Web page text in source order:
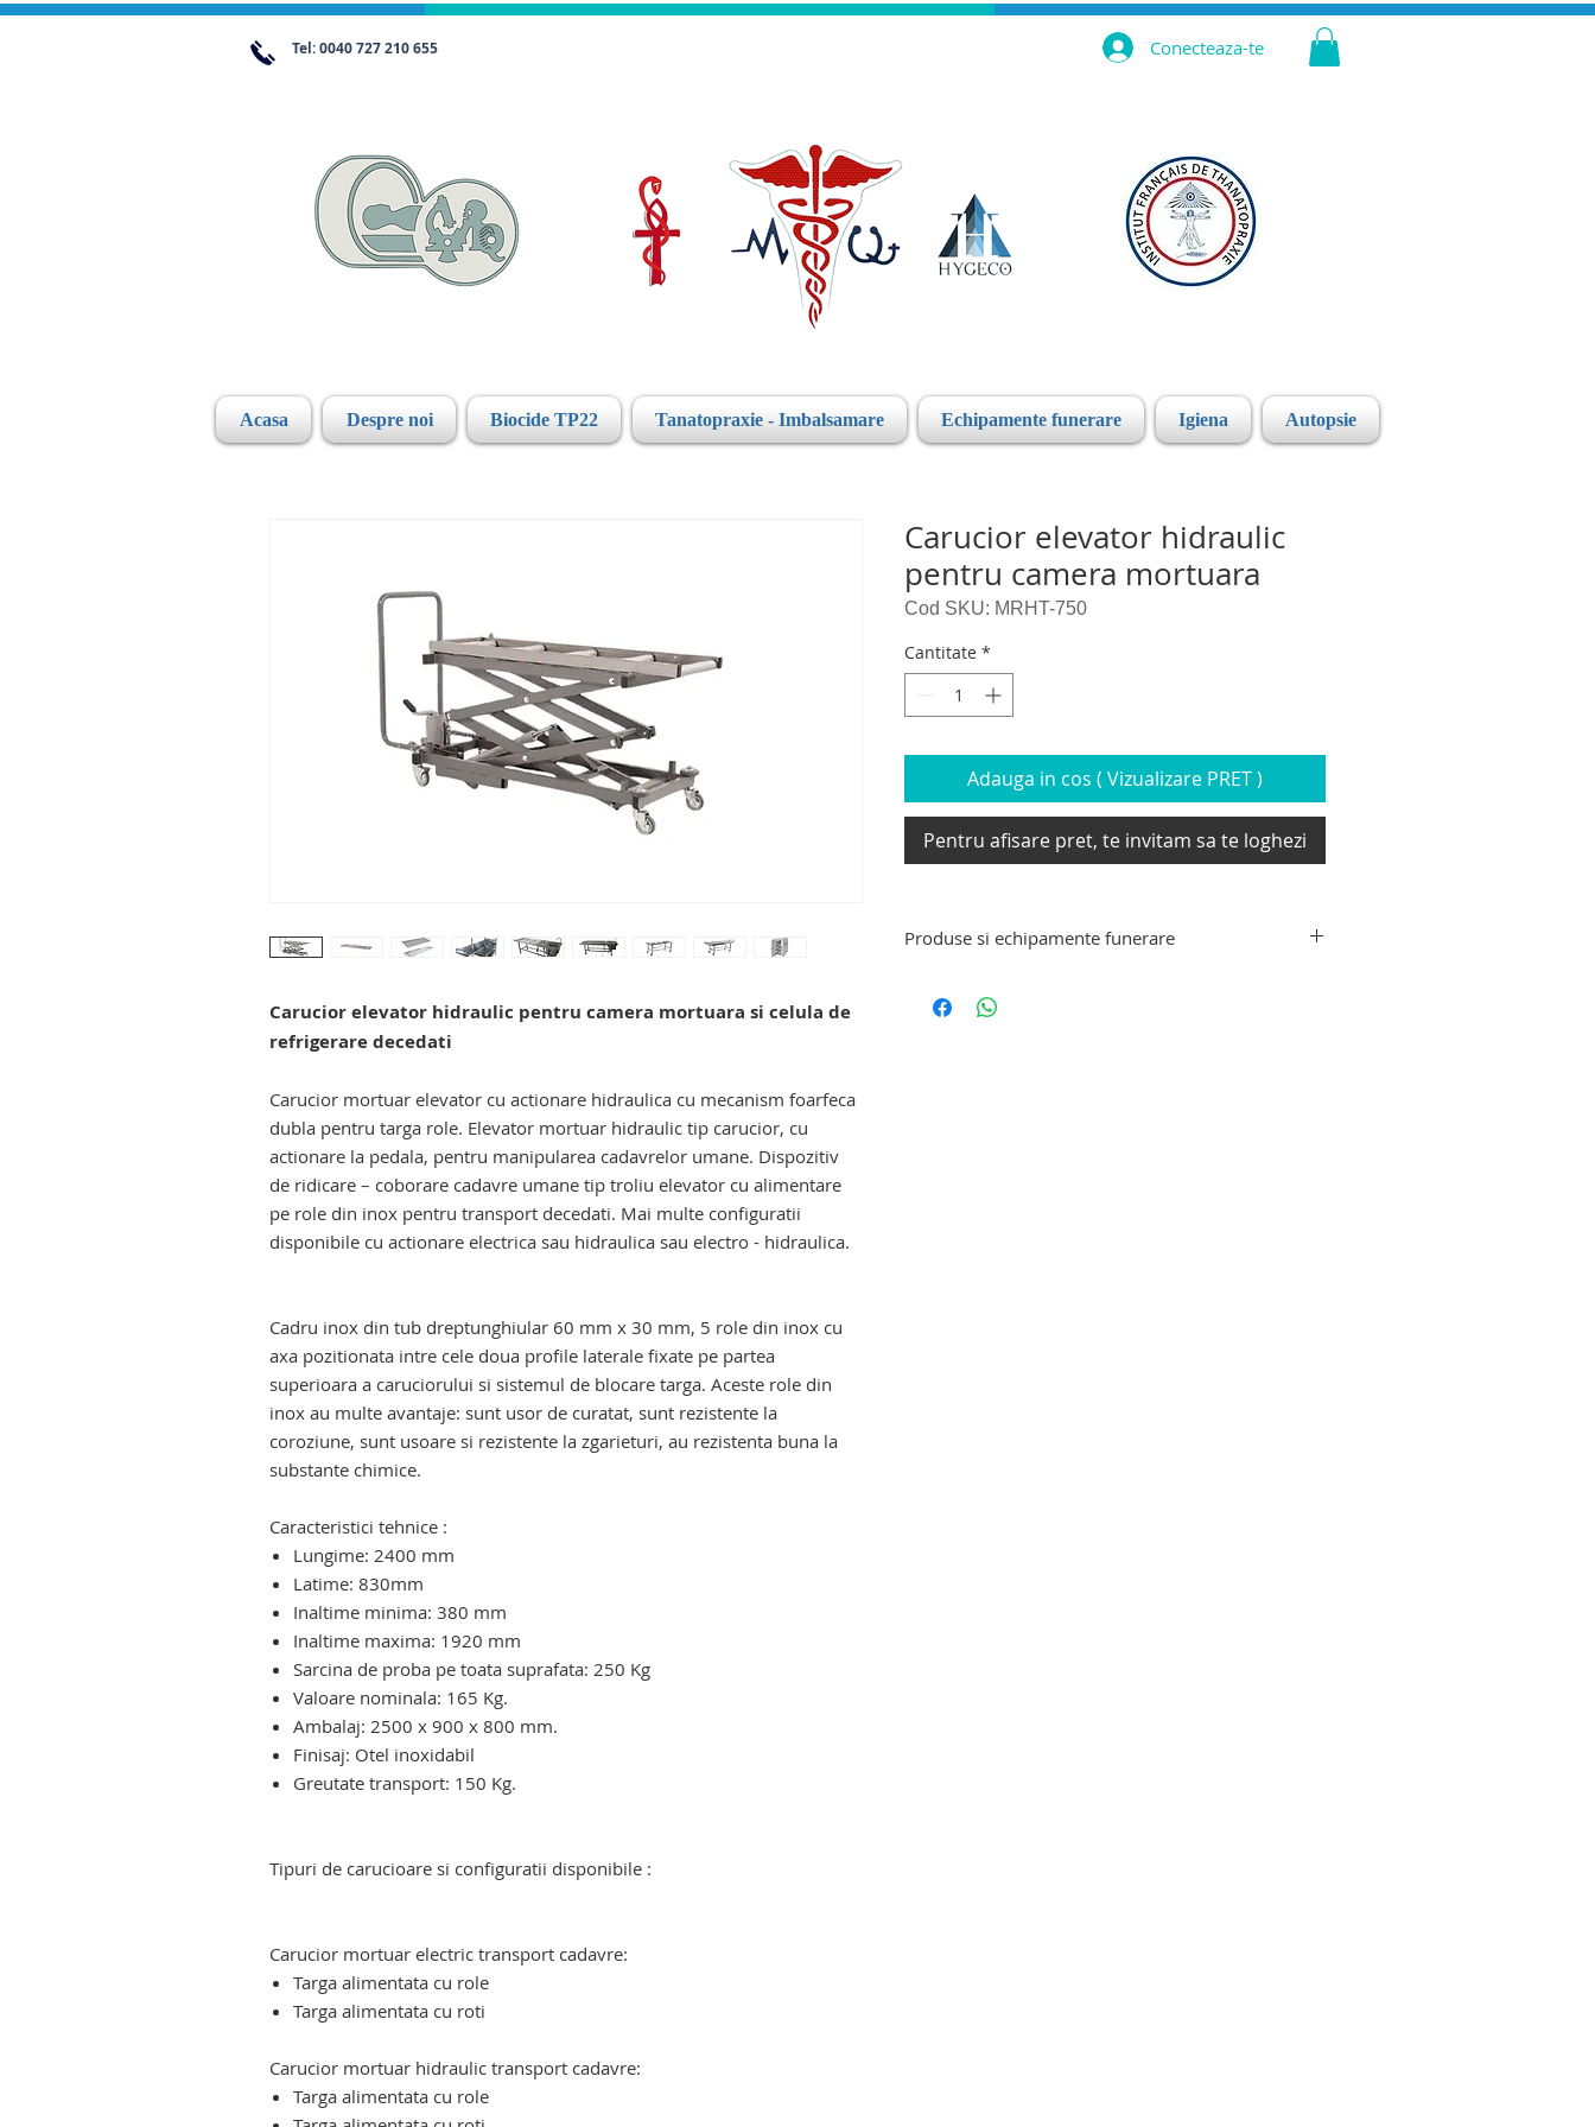
Tel: 0040 727 210 655 Conecteaza-te
Acasa Despre noi Biocide TP22 Tanatopraxie - Imbalsamare Echipamente funerare Igiena Autopsie
Carucior elevator hidraulic pentru camera mortuara si celula de
refrigerare decedati
Carucior mortuar elevator cu actionare hidraulica cu mecanism foarfeca
dubla pentru targa role. Elevator mortuar hidraulic tip carucior, cu
actionare la pedala, pentru manipularea cadavrelor umane. Dispozitiv
de ridicare – coborare cadavre umane tip troliu elevator cu alimentare
pe role din inox pentru transport decedati. Mai multe configuratii
disponibile cu actionare electrica sau hidraulica sau electro - hidraulica.
Cadru inox din tub dreptunghiular 60 mm x 30 mm, 5 role din inox cu
axa pozitionata intre cele doua profile laterale fixate pe partea
superioara a caruciorului si sistemul de blocare targa. Aceste role din
inox au multe avantaje: sunt usor de curatat, sunt rezistente la
coroziune, sunt usoare si rezistente la zgarieturi, au rezistenta buna la
substante chimice.
Caracteristici tehnice :
Lungime: 2400 mm
Latime: 830mm
Inaltime minima: 380 mm
Inaltime maxima: 1920 mm
Sarcina de proba pe toata suprafata: 250 Kg
Valoare nominala: 165 Kg.
Ambalaj: 2500 x 900 x 800 mm.
Finisaj: Otel inoxidabil
Greutate transport: 150 Kg.
Tipuri de carucioare si configuratii disponibile :
Carucior mortuar electric transport cadavre:
Targa alimentata cu role
Targa alimentata cu roti
Carucior mortuar hidraulic transport cadavre:
Targa alimentata cu role
Carucior elevator hidraulic
pentru camera mortuara
Cod SKU: MRHT-750
Cantitate *
Adauga in cos ( Vizualizare PRET )
Pentru afisare pret, te invitam sa te loghezi
Produse si echipamente funerare
targa de transport decedati, targa de recuperare